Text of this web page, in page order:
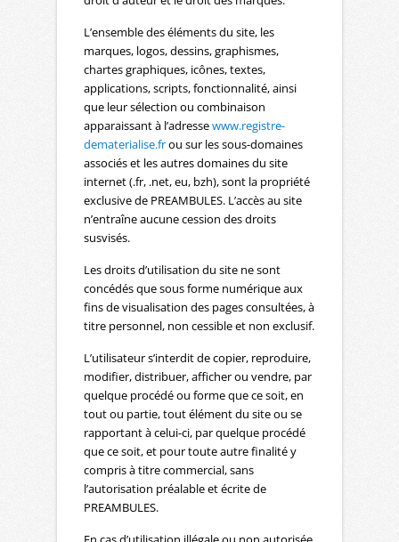
L’ensemble des éléments du site, les
marques, logos, dessins, graphismes,
chartes graphiques, icônes, textes,
applications, scripts, fonctionnalité, ainsi
que leur sélection ou combinaison
apparaissant à l’adressewww.registre-
dematerialise.frou sur les sous-domaines
associés et les autres domaines du site
internet (.fr, .net, eu, bzh), sont la propriété
exclusive de PREAMBULES. L’accès au site
n’entraîne aucune cession des droits
susvisés.
Les droits d’utilisation du site ne sont
concédés que sous forme numérique aux
fins de visualisation des pages consultées, à
titre personnel, non cessible et non exclusif.
L’utilisateur s’interdit de copier, reproduire,
modifier, distribuer, afficher ou vendre, par
quelque procédé ou forme que ce soit, en
tout ou partie, tout élément du site ou se
rapportant à celui-ci, par quelque procédé
que ce soit, et pour toute autre finalité y
compris à titre commercial, sans
l’autorisation préalable et écrite de
PREAMBULES.